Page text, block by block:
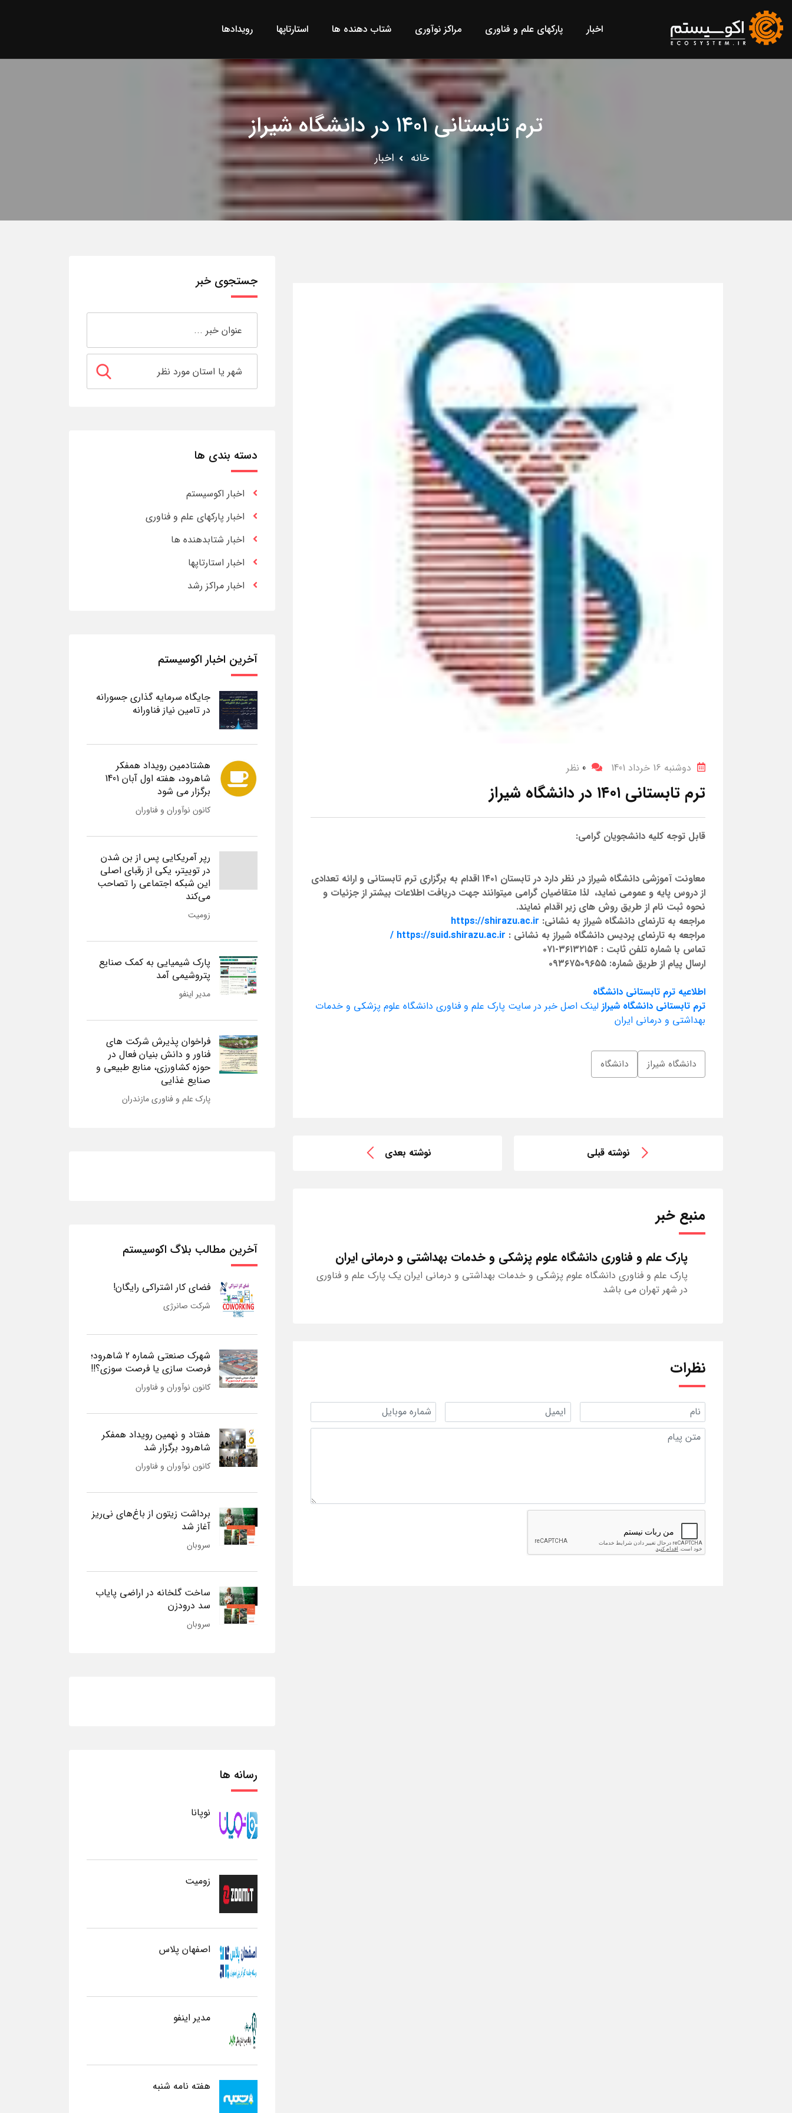
اخبار پارکهای علم و فناوری مراکز نوآوری شتاب دهنده ها استارتاپها رویدادها
ترم تابستانی ۱۴۰۱ در دانشگاه شیراز
خانه اخبار
دوشنبه 16 خرداد 1401 0 نظر
ترم تابستانی ۱۴۰۱ در دانشگاه شیراز
قابل توجه کلیه دانشجویان گرامی:
معاونت آموزشی دانشگاه شیراز در نظر دارد در تابستان ۱۴۰۱ اقدام به برگزاری ترم تابستانی و ارائه تعدادی
از دروس پایه و عمومی نماید، لذا متقاضیان گرامی میتوانند جهت دریافت اطلاعات بیشتر از جزئیات و
نحوه ثبت نام از طریق روش های زیر اقدام نمایند.
مراجعه به تارنمای دانشگاه شیراز به نشانی: https://shirazu.ac.ir
مراجعه به تارنمای پردیس دانشگاه شیراز به نشانی : https://suid.shirazu.ac.ir
/
تماس با شماره تلفن ثابت : ۳۶۱۳۲۱۵۴-۰۷۱
ارسال پیام از طریق شماره: ۰۹۳۶۷۵۰۹۶۵۵
اطلاعیه ترم تابستانی دانشگاه
ترم تابستانی دانشگاه شیراز لینک اصل خبر در سایت پارک علم و فناوری دانشگاه علوم پزشکی و خدمات
بهداشتی و درمانی ایران
دانشگاه شیراز دانشگاه
نوشته قبلی نوشته بعدی
منبع خبر
پارک علم و فناوری دانشگاه علوم پزشکی و خدمات بهداشتی و درمانی ایران
پارک علم و فناوری دانشگاه علوم پزشکی و خدمات بهداشتی و درمانی ایران یک پارک علم و فناوری
در شهر تهران می باشد
نظرات
جستجوی خبر
دسته بندی ها
اخبار اکوسیستم
اخبار پارکهای علم و فناوری
اخبار شتابدهنده ها
اخبار استارتاپها
اخبار مراکز رشد
آخرین اخبار اکوسیستم
جایگاه سرمایه گذاری جسورانه
در تامین نیاز فناورانه
هشتادمین رویداد همفکر
شاهرود، هفته اول آبان 1401
برگزار می شود
کانون نوآوران و فناوران
رپر آمریکایی پس از بن شدن
در توییتر، یکی از رقبای اصلی
این شبکه اجتماعی را تصاحب
می‌کند
زومیت
پارک شیمیایی به کمک صنایع
پتروشیمی آمد
مدیر اینفو
فراخوان پذیرش شرکت های
فناور و دانش بنیان فعال در
حوزه کشاورزی، منابع طبیعی و
صنایع غذایی
پارک علم و فناوری مازندران
آخرین مطالب بلاگ اکوسیستم
فضای کار اشتراکی رایگان!
شرکت صانرژی
شهرک صنعتی شماره 2 شاهرود؛
فرصت سازی یا فرصت سوزی؟!!
کانون نوآوران و فناوران
هفتاد و نهمین رویداد همفکر
شاهرود برگزار شد
کانون نوآوران و فناوران
برداشت زیتون از باغ‌های نی‌ریز
آغاز شد
سروبان
ساخت گلخانه در اراضی پایاب
سد درودزن
سروبان
رسانه ها
نوپانا
زومیت
اصفهان پلاس
مدیر اینفو
هفته نامه شنبه